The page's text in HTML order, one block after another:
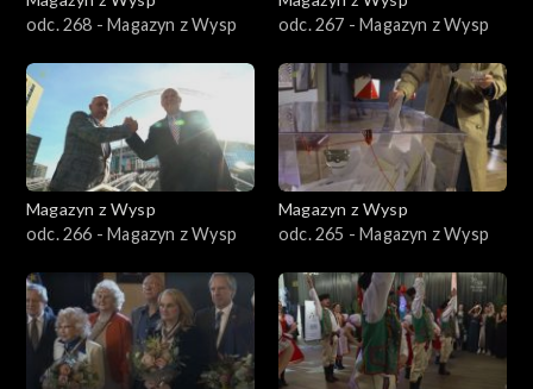
odc. 268 - Magazyn z Wysp
odc. 267 - Magazyn z Wysp
Magazyn z Wysp
odc. 266 - Magazyn z Wysp
Magazyn z Wysp
odc. 265 - Magazyn z Wysp